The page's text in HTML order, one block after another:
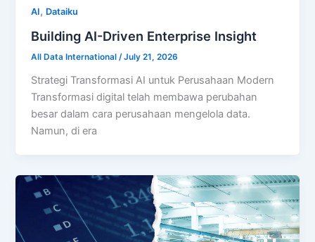
AI, Dataiku
Building AI-Driven Enterprise Insight
All Data International/July 21, 2026
Strategi Transformasi AI untuk Perusahaan Modern
Transformasi digital telah membawa perubahan
besar dalam cara perusahaan mengelola data.
Namun, di era